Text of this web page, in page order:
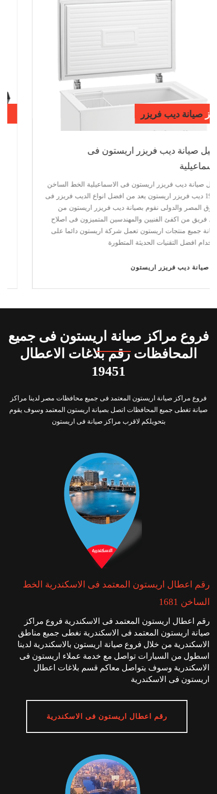
مراكزصيانة ديب فريزر
توكيل صيانة ديب فريزر اريستون فى
الاسماعيلية
توكيل صيانة ديب فريزر اريستون فى الاسماعيلية الخط الساخن
19451 ديب فريزر اريستون يعد من افضل انواع الديب فريزر فى
السوق المصر والدولى نقوم بصيانة ديب فريزر اريستون من
خلال فريق من اكفئ الفنيين والمهندسين المتميزون فى اصلاح
وصيانة جميع منتجات اريستون تعمل شركة اريستون دائما على
استخدام افضل التقنيات الحديثة المتطورة
صيانة ديب فريزر اريستون
فروع مراكز صيانة اريستون فى جميع
المحافظات رقم بلاغات الاعطال
19451
فروع مراكز صيانة اريستون المعتمد فى جميع محافظات مصر لدينا مراكز
صيانة تغطى جميع المحافظات اتصل بصيانة اريستون المعتمد وسوف يقوم
بتحويلكم لاقرب مراكز صيانة فى اريستون
رقم اعطال اريستون المعتمد فى الاسكندرية الخط
الساخن 1681
رقم اعطال اريستون المعتمد فى الاسكندرية فروع مراكز
صيانة اريستون المعتمد فى الاسكندرية نغطى جميع مناطق
الاسكندرية من خلال فروع صيانة اريستون بالاسكندرية لدينا
اسطول من السيارات تواصل مع خدمة عملاء اريستون فى
الاسكندرية وسوف يتواصل معاكم قسم بلاغات اعطال
اريستون فى الاسكندرية
رقم اعطال اريستون فى الاسكندرية